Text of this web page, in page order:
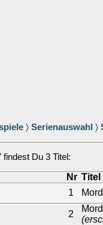
〉 Serienauswahl 〉
Du 3 Titel:
Nr Titel
1
2